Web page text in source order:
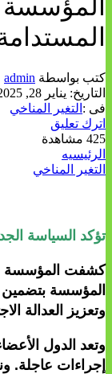
المؤسسة
كتب بواسطة admin
التاريخ: يناير 28, 2025
فى : التغير المناخي
اترك تعليق
425 مشاهدة
الرئيسيه
التغير المناخي
تؤكد السياسة
المؤسسة بتضمين
وتعزيز العدالة
وتعد الدول